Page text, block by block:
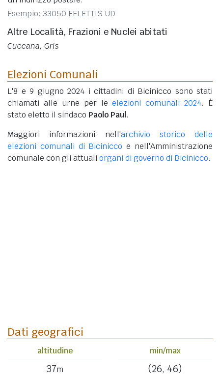
Esempio: 33050 FELETTIS UD
Altre Località, Frazioni e Nuclei abitati
Cuccana, Gris
Elezioni Comunali
L'8 e 9 giugno 2024 i cittadini di Bicinicco sono stati
chiamati alle urne per leelezioni comunali 2024. È
stato eletto il sindaco Paolo Paul.
Maggiori informazioni nell'archivio storico delle
elezioni comunali di Bicinicco e nell'Amministrazione
comunale con gli attuali organi di governo di Bicinicco.
Dati geografici
altitudine
37m
min/max
(26, 46)